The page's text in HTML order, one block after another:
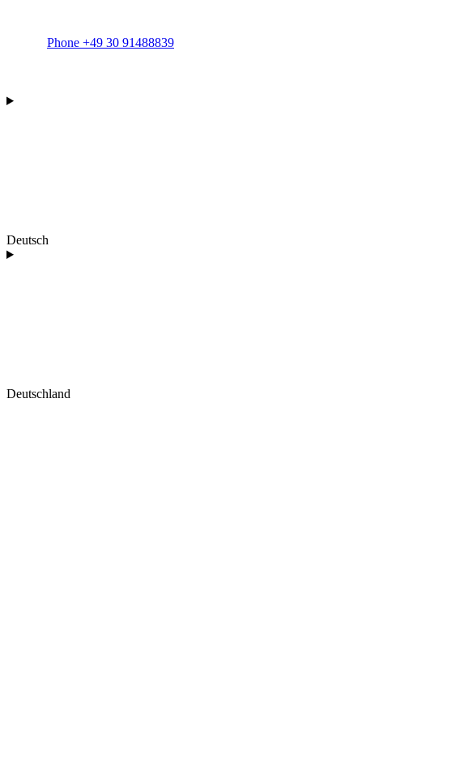
Phone +49 30 91488839
Deutsch
Deutschland